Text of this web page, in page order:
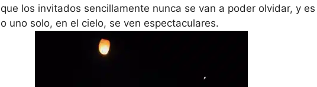
los invitados sencillamente nunca se van a poder olvidar, y es
uno solo, en el cielo, se ven espectaculares.